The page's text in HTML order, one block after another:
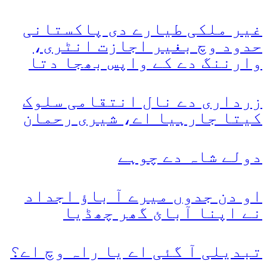
غیر ملکی طیارے دی پاکستانی
حدود وچ بغیر اجازت انٹری،
وارننگ دے کے واپس بھجا دتا
زرداری دے نال انتقامی سلوک
کیتا جارہیا اے، شیری رحمان
دولے شاہ دے چوہے
او دن جدوں میرے آ باؤ اجداد
نے اپنا آبائ گھر چھڈیا
تبدیلی آ گئی اے یا راہ وچ اے؟